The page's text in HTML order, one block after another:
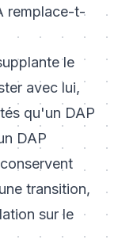
remplace-t-
le
avec lui,
qu'un DAP
DAP
transition,
sur le